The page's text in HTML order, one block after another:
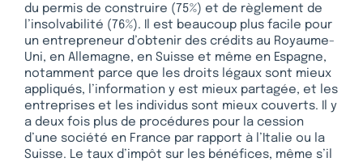
du permis de construire (75%) et de règlement de
l’insolvabilité (76%). Il est beaucoup plus facile pour
un entrepreneur d’obtenir des crédits au Royaume-
Uni, en Allemagne, en Suisse et même en Espagne,
notamment parce que les droits légaux sont mieux
appliqués, l’information y est mieux partagée, et les
entreprises et les individus sont mieux couverts. Il y
a deux fois plus de procédures pour la cession
d’une société en France par rapport à l’Italie ou la
Suisse. Le taux d’impôt sur les bénéfices, même s’il